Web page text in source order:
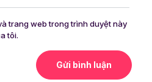
trang web trong trình duyệt này
tôi.